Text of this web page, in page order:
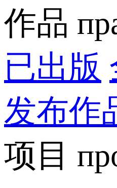
作品
已出版
发布作
项目